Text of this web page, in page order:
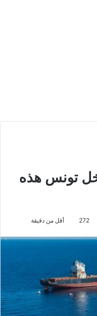
تونس هذه
272 أقل من دقيقة